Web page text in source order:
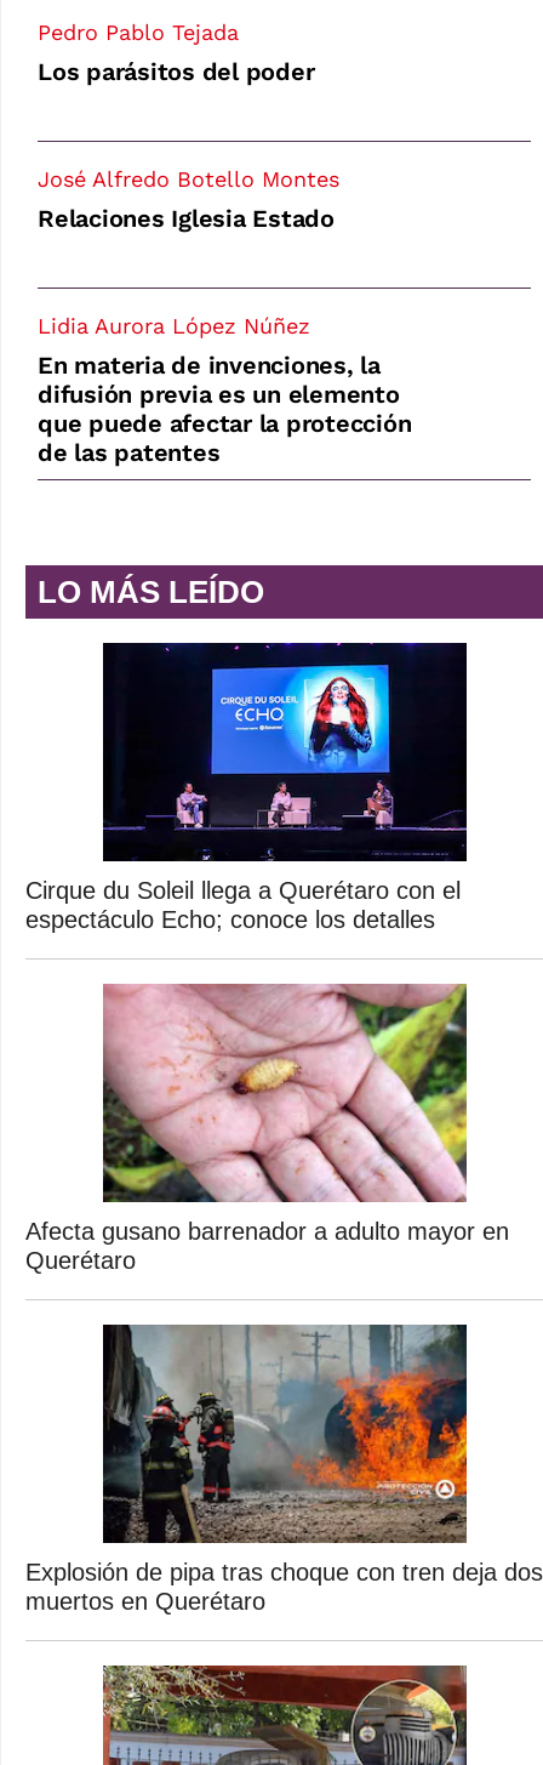
Pedro Pablo Tejada
Los parásitos del poder
José Alfredo Botello Montes
Relaciones Iglesia Estado
Lidia Aurora López Núñez
En materia de invenciones, la
difusión previa es un elemento
que puede afectar la protección
de las patentes
LO MÁS LEÍDO
Cirque du Soleil llega a Querétaro con el
espectáculo Echo; conoce los detalles
Afecta gusano barrenador a adulto mayor en
Querétaro
Explosión de pipa tras choque con tren deja dos
muertos en Querétaro